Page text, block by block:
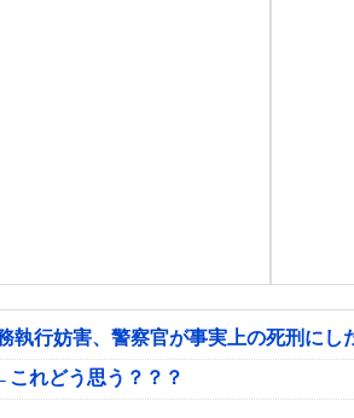
行妨害、警察官が事実上の死刑にし
れどう思う？？？